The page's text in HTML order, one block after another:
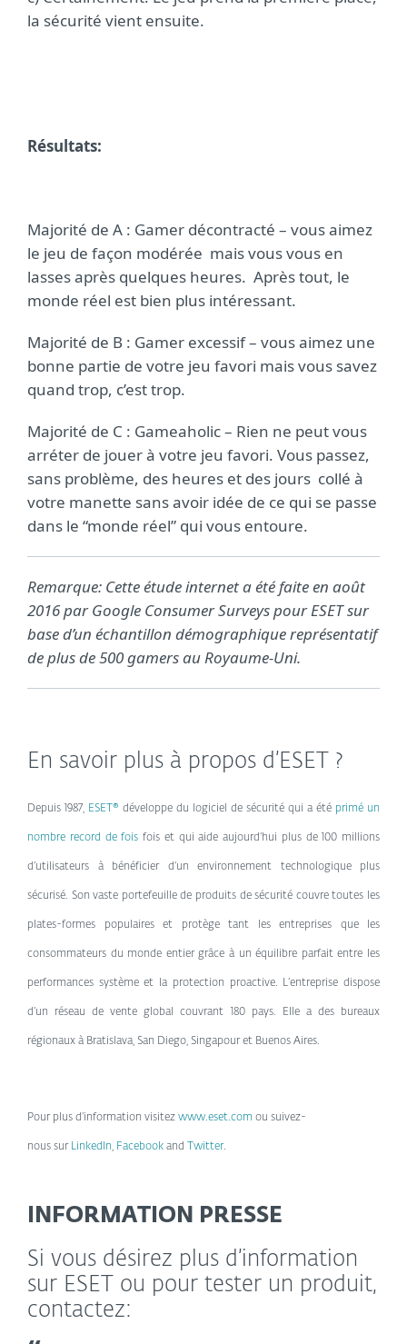
la sécurité vient ensuite.
Résultats:
Majorité de A : Gamer décontracté – vous aimez
le jeu de façon modérée mais vous vous en
lasses après quelques heures. Après tout, le
monde réel est bien plus intéressant.
Majorité de B : Gamer excessif – vous aimez une
bonne partie de votre jeu favori mais vous savez
quand trop, c’est trop.
Majorité de C : Gameaholic – Rien ne peut vous
arréter de jouer à votre jeu favori. Vous passez,
sans problème, des heures et des jours collé à
votre manette sans avoir idée de ce qui se passe
dans le “monde réel” qui vous entoure.
Remarque: Cette étude internet a été faite en août
2016 par Google Consumer Surveys pour ESET sur
base d’un échantillon démographique représentatif
de plus de 500 gamers au Royaume-Uni.
En savoir plus à propos d’ESET ?
Depuis 1987, ESET® développe du logiciel de sécurité qui a été primé un
nombre record de fois fois et qui aide aujourd’hui plus de 100 millions
d’utilisateurs à bénéficier d’un environnement technologique plus
sécurisé. Son vaste portefeuille de produits de sécurité couvre toutes les
plates-formes populaires et protège tant les entreprises que les
consommateurs du monde entier grâce à un équilibre parfait entre les
performances système et la protection proactive. L’entreprise dispose
d’un réseau de vente global couvrant 180 pays. Elle a des bureaux
régionaux à Bratislava, San Diego, Singapour et Buenos Aires.
Pour plus d’information visitez www.eset.com ou suivez-
nous sur LinkedIn, Facebook and Twitter.
INFORMATION PRESSE
Si vous désirez plus d’information
sur ESET ou pour tester un produit,
contactez: